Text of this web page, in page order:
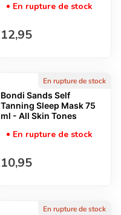
En rupture de stock
Prix normal
12,95
En rupture de stock
Bondi Sands Self
Tanning Sleep Mask 75
ml - All Skin Tones
En rupture de stock
Prix normal
10,95
En rupture de stock